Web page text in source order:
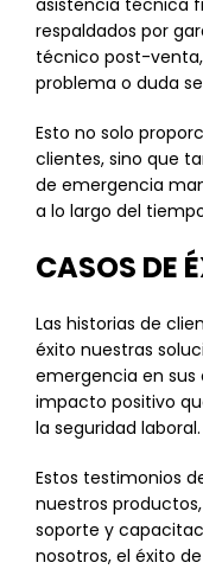
asistencia técnica
respaldados por
técnico post-
problema o duda
Esto no solo
clientes, sino que
de emergencia
a lo largo del
CASOS DE
Las historias de
éxito nuestras
emergencia en sus
impacto positivo
la seguridad laboral.
Estos testimonios
nuestros
soporte y
nosotros, el éxito